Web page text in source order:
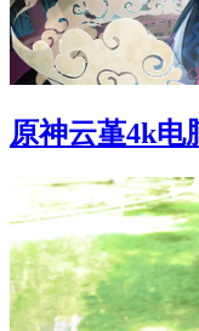
原神云堇4k电